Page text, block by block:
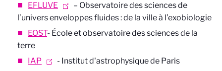
EFLUVE
– Observatoire des sciences de
l’univers enveloppes fluides : de la ville à l’exobiologie
EOST- École et observatoire des sciences de la
terre
IAP
- Institut d'astrophysique de Paris